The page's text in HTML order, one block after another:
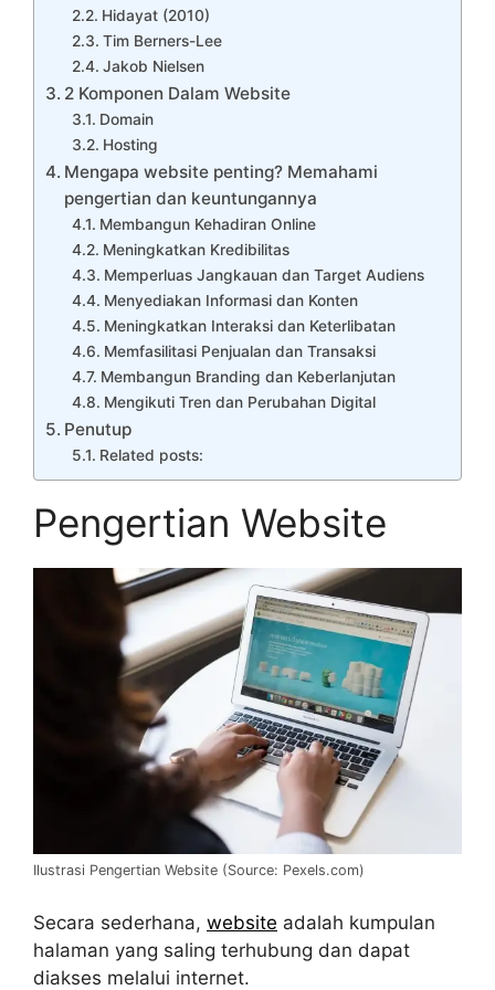
Hidayat (2010)
Tim Berners-Lee
Jakob Nielsen
2 Komponen Dalam Website
Domain
Hosting
Mengapa website penting? Memahami
pengertian dan keuntungannya
Membangun Kehadiran Online
Meningkatkan Kredibilitas
Memperluas Jangkauan dan Target Audiens
Menyediakan Informasi dan Konten
Meningkatkan Interaksi dan Keterlibatan
Memfasilitasi Penjualan dan Transaksi
Membangun Branding dan Keberlanjutan
Mengikuti Tren dan Perubahan Digital
Penutup
Related posts:
Pengertian Website
Ilustrasi Pengertian Website (Source: Pexels.com)
Secara sederhana, website adalah kumpulan
halaman yang saling terhubung dan dapat
diakses melalui internet.